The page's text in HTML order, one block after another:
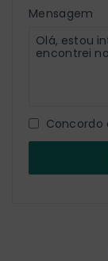
Mensagem
Concordo